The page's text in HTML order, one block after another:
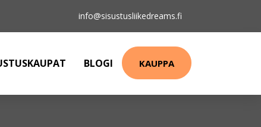
info@sisustusliikedreams.fi
BLOGI KAUPPA